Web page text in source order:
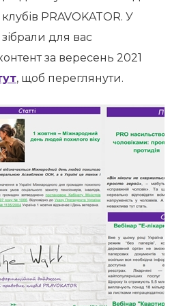
PRAVOKATOR. У
для вас
за вересень 2021
, щоб переглянути.